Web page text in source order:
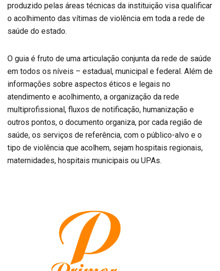
produzido pelas áreas técnicas da instituição visa qualificar
o acolhimento das vítimas de violência em toda a rede de
saúde do estado.
O guia é fruto de uma articulação conjunta da rede de saúde
em todos os níveis – estadual, municipal e federal. Além de
informações sobre aspectos éticos e legais no
atendimento e acolhimento, a organização da rede
multiprofissional, fluxos de notificação, humanização e
outros pontos, o documento organiza, por cada região de
saúde, os serviços de referência, com o público-alvo e o
tipo de violência que acolhem, sejam hospitais regionais,
maternidades, hospitais municipais ou UPAs.